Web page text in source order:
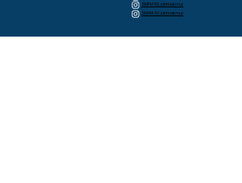
SMPIA 55 Jatimakmur
SMAIA 33 Jatimakmur